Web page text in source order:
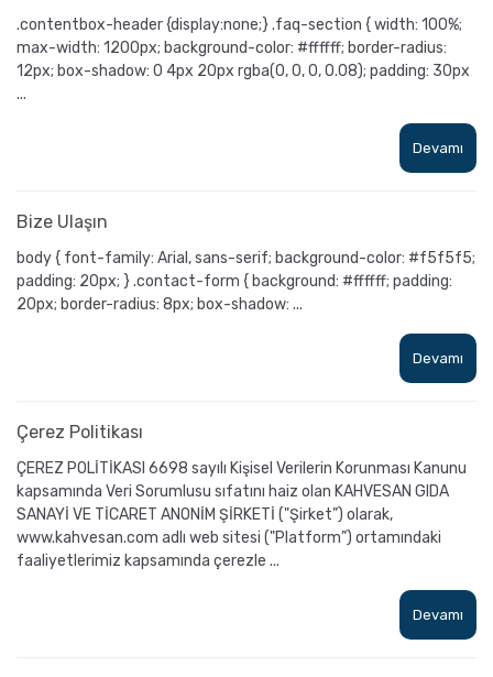
.contentbox-header {display:none;} .faq-section { width: 100%;
max-width: 1200px; background-color: #ffffff; border-radius:
12px; box-shadow: 0 4px 20px rgba(0, 0, 0, 0.08); padding: 30px
...
Devamı
Bize Ulaşın
body { font-family: Arial, sans-serif; background-color: #f5f5f5;
padding: 20px; } .contact-form { background: #ffffff; padding:
20px; border-radius: 8px; box-shadow: ...
Devamı
Çerez Politikası
ÇEREZ POLİTİKASI 6698 sayılı Kişisel Verilerin Korunması Kanunu
kapsamında Veri Sorumlusu sıfatını haiz olan KAHVESAN GIDA
SANAYİ VE TİCARET ANONİM ŞİRKETİ ("Şirket”) olarak,
www.kahvesan.com adlı web sitesi ("Platform”) ortamındaki
faaliyetlerimiz kapsamında çerezle ...
Devamı